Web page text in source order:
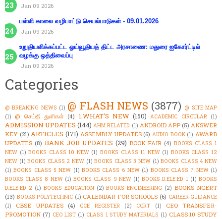
Jan 09 2026
பள்ளி காலை வழிபாட்டு செயல்பாடுகள் - 09.01.2026
Jan 09 2026
உறுதியளிக்கப்பட்ட ஓய்வூதியத் திட்ட அரசாணை: மதுரை ஐகோர்ட்டில்
வழக்கு ஒத்திவைப்பு
Jan 09 2026
Categories
@ BREAKING NEWS (1) @ FLASH NEWS (3877) @ SITE MAP
(1) @ செய்தி துளிகள் (4) 1.WHAT'S NEW (150) ACADEMIC CIRCULAR (1)
ADMISSION UPDATES (144) AHM RELATED (1) ANDROID APP (5) ANSWER
KEY (21) ARTICLES (171) ASSEMBLY UPDATES (6) AUDIO BOOK (1) AWARD
UPDATES (8) BANK JOB UPDATES (29) BOOK FAIR (4) BOOKS CLASS 1
NEW (1) BOOKS CLASS 10 NEW (1) BOOKS CLASS 11 NEW (1) BOOKS CLASS 12
NEW (1) BOOKS CLASS 2 NEW (1) BOOKS CLASS 3 NEW (1) BOOKS CLASS 4 NEW
(1) BOOKS CLASS 5 NEW (1) BOOKS CLASS 6 NEW (1) BOOKS CLASS 7 NEW (1)
BOOKS CLASS 8 NEW (1) BOOKS CLASS 9 NEW (1) BOOKS D.ELE.ED 1 (1) BOOKS
D.ELE.ED 2 (1) BOOKS EDUCATION (2) BOOKS ENGINEERING (2) BOOKS NCERT
(13) BOOKS POLYTECHNIC (1) CALENDAR FOR SCHOOLS (6) CAREER GUIDANCE
(1)
CBSE UPDATES (4) CCE REGISTER (2) CCRT (1)
CEO TRANSFER-
PROMOTION (7) CEO LIST (1) CLASS 1 STUDY MATERIALS (1) CLASS 10 STUDY